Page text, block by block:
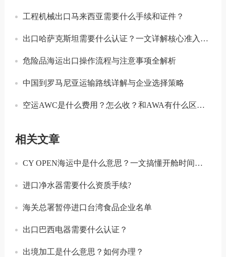
工程机械出口马来西亚需要什么手续和证件？
出口哈萨克斯坦需要什么认证？一文详解核心准入要求
危险品海运出口操作流程与注意事项全解析
中国到罗马尼亚运输路线详解与企业选择策略
空运AWC是什么费用？怎么收？和AWA有什么区别？
相关文章
CY OPEN海运中是什么意思？一文搞懂开舱时间的核心要点
进口净水器需要什么资质手续?
海关总署暂停进口台湾食品企业名单
出口巴西电器需要什么认证？
出境加工是什么意思？如何办理？